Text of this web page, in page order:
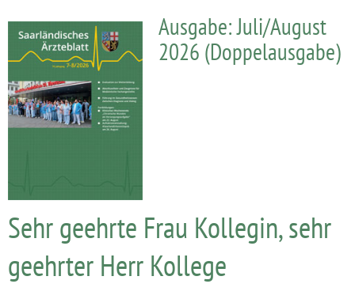
Ausgabe: Juli/August
2026 (Doppelausgabe)
Sehr geehrte Frau Kollegin, sehr
geehrter Herr Kollege